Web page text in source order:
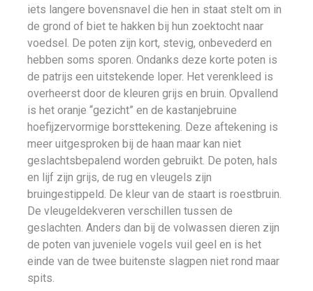
iets langere bovensnavel die hen in staat stelt om in
de grond of biet te hakken bij hun zoektocht naar
voedsel. De poten zijn kort, stevig, onbevederd en
hebben soms sporen. Ondanks deze korte poten is
de patrijs een uitstekende loper. Het verenkleed is
overheerst door de kleuren grijs en bruin. Opvallend
is het oranje “gezicht” en de kastanjebruine
hoefijzervormige borsttekening. Deze aftekening is
meer uitgesproken bij de haan maar kan niet
geslachtsbepalend worden gebruikt. De poten, hals
en lijf zijn grijs, de rug en vleugels zijn
bruingestippeld. De kleur van de staart is roestbruin.
De vleugeldekveren verschillen tussen de
geslachten. Anders dan bij de volwassen dieren zijn
de poten van juveniele vogels vuil geel en is het
einde van de twee buitenste slagpen niet rond maar
spits.